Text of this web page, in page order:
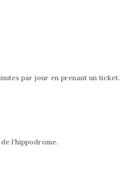
par jour en prenant un ticket.
l’hippodrome.